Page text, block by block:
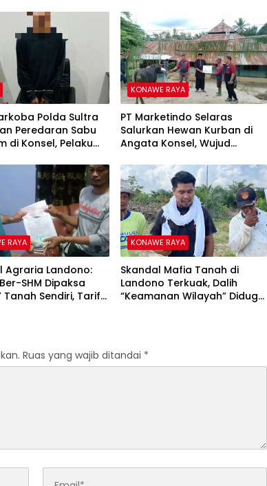
Polda Sultra
Peredaran Sabu
di Konsel, Pelaku
di Dalam Lapas
KONAWE RAYA
PT Marketindo Selaras
Salurkan Hewan Kurban di
Angata Konsel, Wujud
1447
RAYA
Agraria Landono:
SHM Dipaksa
Tanah Sendiri, Tarif
KONAWE RAYA
Skandal Mafia Tanah di
Landono Terkuak, Dalih
“Keamanan Wilayah” Diduga
Ruas yang wajib ditandai *